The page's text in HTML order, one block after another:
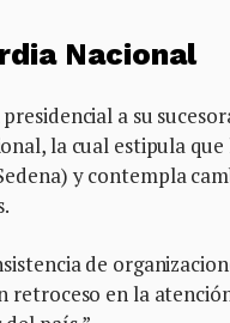
Nacional
a su
la cual estipula
y contempla
de
retroceso en la